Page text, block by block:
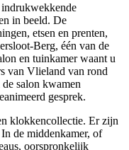
in beeld. De
etsen en prenten,
Berg, één van de
en tuinkamer waant u
van Vlieland van rond
salon kwamen
gesprek.
klokkencollectie. Er zijn
de middenkamer, of
oorspronkelijk